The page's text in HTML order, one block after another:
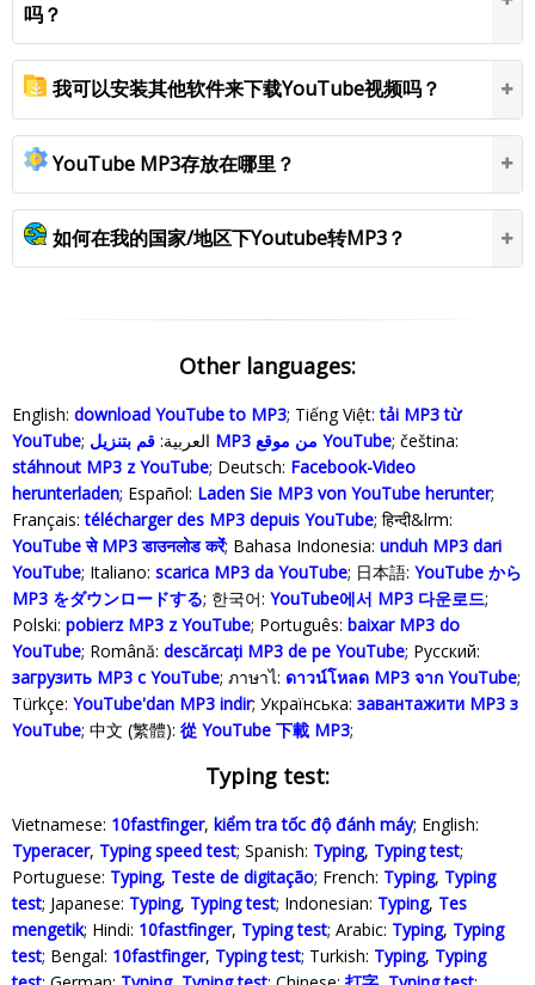
吗？
我可以安装其他软件来下载YouTube视频吗？
YouTube MP3存放在哪里？
如何在我的国家/地区下Youtube转MP3？
Other languages:
English: download YouTube to MP3; Tiếng Việt:tải MP3 từ
YouTube
; العربية: قم بتنزيل MP3 من موقع YouTube; čeština:
stáhnout MP3 z YouTube; Deutsch: Facebook-Video
herunterladen; Español: Laden Sie MP3 von YouTube herunter;
Français:télécharger des MP3 depuis YouTube; हिन्दी&lrm:
YouTube से MP3 डाउनलोड करेंं; Bahasa Indonesia‬: unduh MP3 dari
YouTube; Italiano: scarica MP3 da YouTube; 日本語: YouTube から
MP3 をダウンロードする; 한국어: YouTube에서 MP3 다운로드;
Polski‎: pobierz MP3 z YouTube; Português: baixar MP3 do
YouTube; Română: descărcați MP3 de pe YouTube; Русский:
загрузить MP3 с YouTube; ภาษาไ: ดาวน์โหลด MP3 จาก YouTube;
Türkçe‬: YouTube'dan MP3 indir; Українська‬: завантажити MP3 з
YouTube; 中文 (繁體): 從 YouTube 下載 MP3;
Typing test:
Vietnamese: 10fastfinger, kiểm tra tốc độ đánh máy; English:
Typeracer, Typing speed test; Spanish: Typing, Typing test;
Portuguese: Typing, Teste de digitação; French: Typing, Typing
test; Japanese: Typing, Typing test; Indonesian: Typing, Tes
mengetik; Hindi: 10fastfinger, Typing test; Arabic: Typing, Typing
test; Bengal: 10fastfinger, Typing test; Turkish: Typing, Typing